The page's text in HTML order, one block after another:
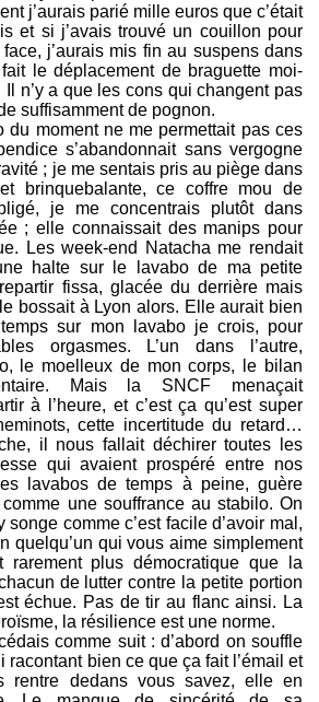
j’aurais parié mille euros que c’était
et si j’avais trouvé un couillon pour
j’aurais mis fin au suspens dans
fait le déplacement de braguette moi-
Il n’y a que les cons qui changent pas
suffisamment de pognon.
du moment ne me permettait pas ces
s’abandonnait sans vergogne
; je me sentais pris au piège dans
brinquebalante, ce coffre mou de
je me concentrais plutôt dans
; elle connaissait des manips pour
Les week-end Natacha me rendait
halte sur le lavabo de ma petite
fissa, glacée du derrière mais
bossait à Lyon alors. Elle aurait bien
sur mon lavabo je crois, pour
orgasmes. L’un dans l’autre,
le moelleux de mon corps, le bilan
Mais la SNCF menaçait
à l’heure, et c’est ça qu’est super
cette incertitude du retard…
il nous fallait déchirer toutes les
qui avaient prospéré entre nos
lavabos de temps à peine, guère
une souffrance au stabilo. On
songe comme c’est facile d’avoir mal,
quelqu’un qui vous aime simplement
rarement plus démocratique que la
de lutter contre la petite portion
échue. Pas de tir au flanc ainsi. La
la résilience est une norme.
comme suit : d’abord on souffle
racontant bien ce que ça fait l’émail et
rentre dedans vous savez, elle en